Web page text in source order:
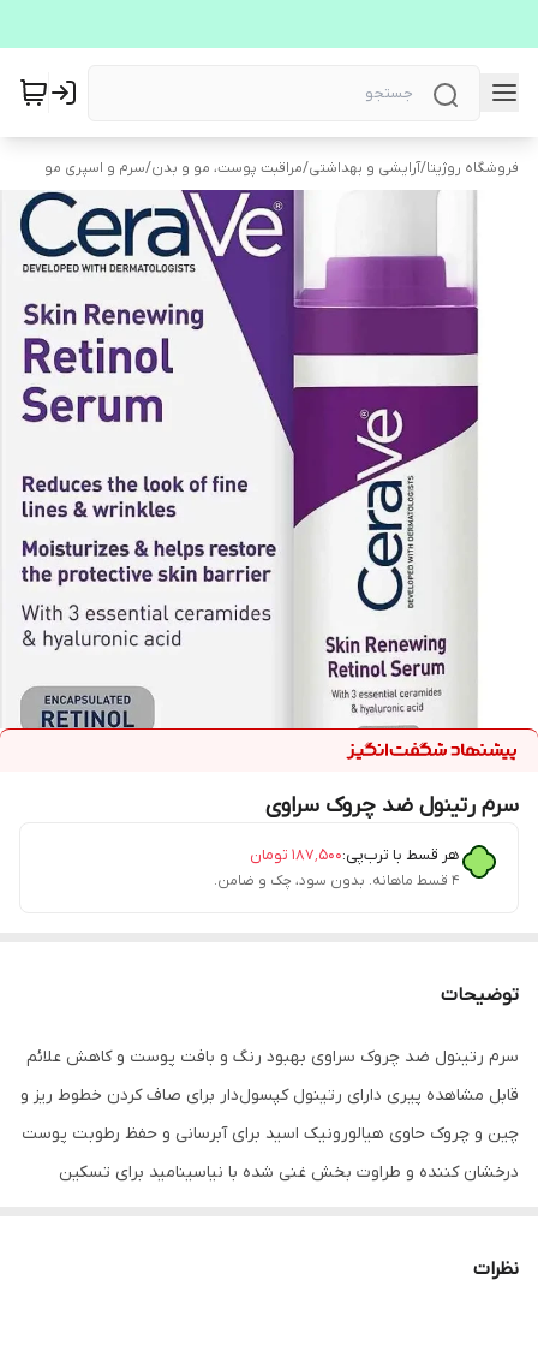
فروشگاه روژیتا/آرایشی و بهداشتی/مراقبت پوست، مو و بدن/سرم و اسپری مو
سرم رتینول ضد چروک سراوی
هر قسط با ترب‌پی:۱۸۷٬۵۰۰ تومان
۴ قسط ماهانه. بدون سود، چک و ضامن.
توضیحات
سرم رتینول ضد چروک سراوی بهبود رنگ و بافت پوست و کاهش علائم
قابل مشاهده پیری دارای رتینول کپسول‌دار برای صاف کردن خطوط ریز و
چین و چروک حاوی هیالورونیک اسید برای آبرسانی و حفظ رطوبت پوست
درخشان کننده و طراوت بخش غنی شده با نیاسینامید برای تسکین
کومدون‌زا ساخته شده توسط متخصصان پوست ساخته شده با فناوری
نظرات